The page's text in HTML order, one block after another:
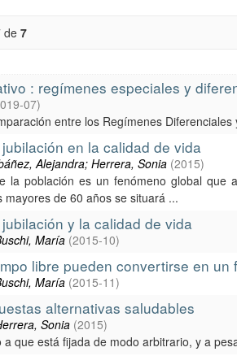
de 7
: regímenes especiales y
07)
entre los Regímenes
en la calidad de vida
Alejandra; Herrera, Sonia (2015)
la población es un fenómeno global
mayores de 60 años se situará ...
y la calidad de vida
María (2015-10)
libre pueden convertirse en un
María (2015-11)
alternativas saludables
Sonia (2015)
a que está fijada de modo arbitrario, y a